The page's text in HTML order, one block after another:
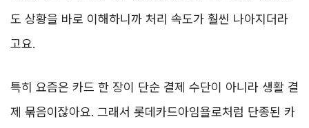
도 상황을 바로 이해하니까 처리 속도가 훨씬 나아지더라
고요.
특히 요즘은 카드 한 장이 단순 결제 수단이 아니라 생활 결
제 묶음이잖아요. 그래서 롯데카드아임욜로처럼 단종된 카